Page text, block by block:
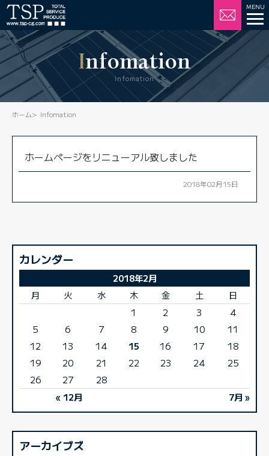
Infomation
Infomation
ホーム Infomation
ホームページをリニューアル致しました
2018年02月15日
カレンダー
2018年2月
月
火 水 木 金 土 日
« 12月 7月 »
1 2 3
4
5
6 7 8 9 10
11
12
13 14 15 16 17
18
19
20 21 22 23 24
25
26
27 28
アーカイブズ